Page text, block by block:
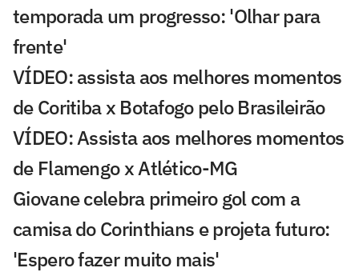
temporada um progresso: 'Olhar para
frente'
VÍDEO: assista aos melhores momentos
de Coritiba x Botafogo pelo Brasileirão
VÍDEO: Assista aos melhores momentos
de Flamengo x Atlético-MG
Giovane celebra primeiro gol com a
camisa do Corinthians e projeta futuro:
'Espero fazer muito mais'